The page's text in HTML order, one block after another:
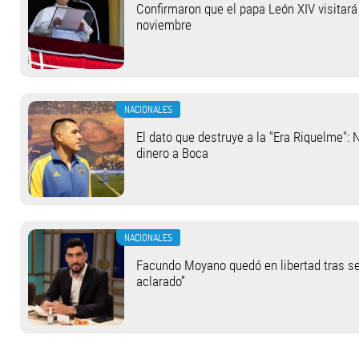
Confirmaron que el papa León XIV
noviembre
NACIONALES
El dato que destruye a la "Era Riquelme":
dinero a Boca
NACIONALES
Facundo Moyano quedó en libertad tras
aclarado”